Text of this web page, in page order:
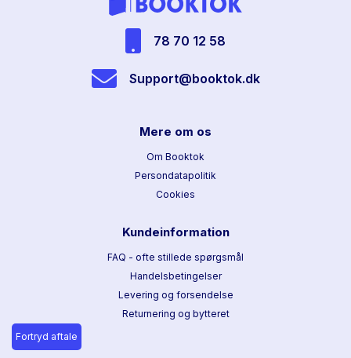
78 70 12 58
Support@booktok.dk
Mere om os
Om Booktok
Persondatapolitik
Cookies
Kundeinformation
FAQ - ofte stillede spørgsmål
Handelsbetingelser
Levering og forsendelse
Returnering og bytteret
Fortryd aftale